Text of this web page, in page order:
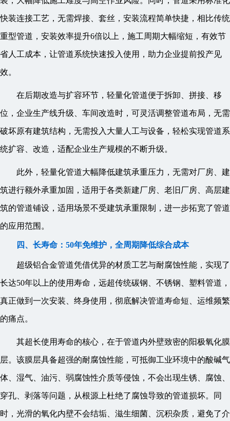
快装连接工艺，无需焊接、套丝，安装流程简单快捷，相比传统
重型管道，安装效率提升6倍以上，施工周期大幅缩短，有效节
省人工成本，让管道系统快速投入使用，助力企业提前投产见
效。
在后期改造与扩容环节，轻量化管道便于拆卸、拼接、移
位，企业生产线升级、车间改造时，可灵活调整管道布局，无需
破坏原有建筑结构，无需投入大量人工与设备，轻松实现管道系
统扩容、改造，适配企业生产规模的不断升级。
此外，轻量化管道大幅降低建筑承重压力，无需对厂房、建
筑进行额外承重加固，适用于各类新建厂房、老旧厂房、高层建
筑的管道铺设，适用场景不受建筑承重限制，进一步拓宽了管道
的应用范围。
四、长寿命：50年免维护，全周期降低综合成本
超级铝合金管道凭借优异的材质工艺与耐腐蚀性能，实现了
长达50年以上的使用寿命，远超传统碳钢、不锈钢、塑料管道，
真正做到一次安装、终身使用，彻底解决管道寿命短、运维频繁
的痛点。
其超长使用寿命的核心，在于管道内外壁致密的阳极氧化膜
层。该膜层具备超强的耐腐蚀性能，可抵御工业环境中的酸碱气
体、湿气、油污、弱腐蚀性介质等侵蚀，不会出现生锈、腐蚀、
穿孔、剥落等问题，从根源上杜绝了腐蚀导致的管道损坏。同
时，光滑的氧化内壁不会结垢、滋生细菌、沉积杂质，避免了介